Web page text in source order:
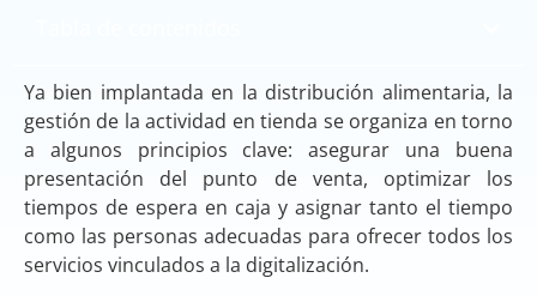
Ya bien implantada en la distribución alimentaria, la
gestión de la actividad en tienda se organiza en torno
a algunos principios clave: asegurar una buena
presentación del punto de venta, optimizar los
tiempos de espera en caja y asignar tanto el tiempo
como las personas adecuadas para ofrecer todos los
servicios vinculados a la digitalización.